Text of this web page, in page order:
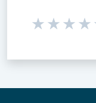
Seleziona